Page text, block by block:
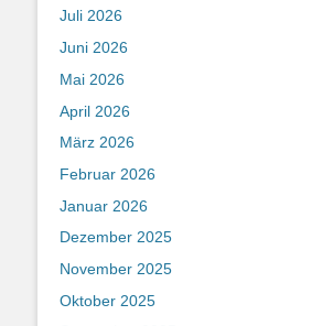
Juli 2026
Juni 2026
Mai 2026
April 2026
März 2026
Februar 2026
Januar 2026
Dezember 2025
November 2025
Oktober 2025